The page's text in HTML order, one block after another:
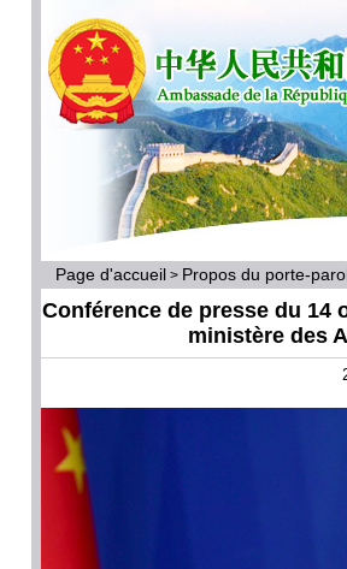
Page d'accueil > Propos du porte-
Conférence de presse du 14
ministère des